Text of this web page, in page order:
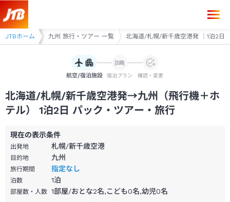
JTBホーム
ー 九州 九州 旅行・ツアー 一覧 北海道/札幌/新千歳空港発 ｜1泊2日
航空/宿泊施設 宿泊プラン 確認・変更
北海道/札幌/新千歳空港発→九州（飛行機＋ホ
テル） 1泊2日 パック・ツアー・旅行
現在の表示条件
出発地 札幌/新千歳空港
目的地 九州
旅行期間 指定なし
泊数 1泊
部屋数・人数 1部屋/おとな2名,こども0名,幼児0名